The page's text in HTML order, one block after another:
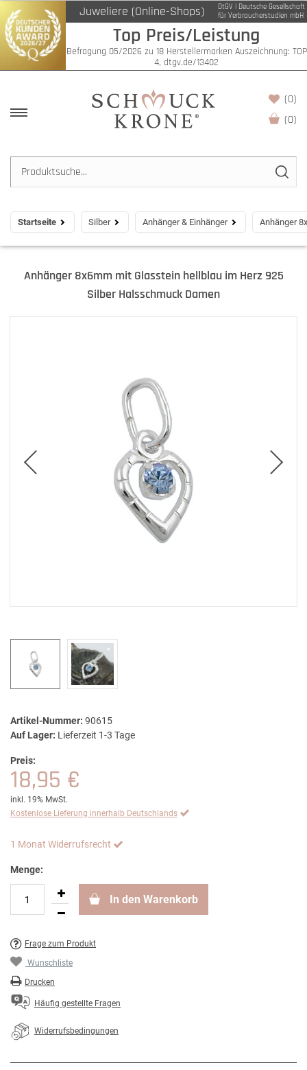
Juweliere (Online-Shops)
DtGV | Deutsche Gesellschaft
für Verbraucherstudien mbH
Top Preis/Leistung
Befragung 05/2026 zu 18 Herstellermarken Auszeichnung: TOP
4, dtgv.de/13402
(0)
(0)
Startseite Silber Anhänger & Einhänger Anhänger
Anhänger 8x6mm mit Glasstein hellblau im Herz 925
Silber Halsschmuck Damen
Artikel-Nummer: 90615
Auf Lager: Lieferzeit 1-3 Tage
Preis:
18,95 €
inkl. 19% MwSt.
Kostenlose Lieferung innerhalb Deutschlands
1 Monat Widerrufsrecht
Menge:
In den Warenkorb
Frage zum Produkt
Wunschliste
Drucken
Häufig gestellte Fragen
Widerrufsbedingungen